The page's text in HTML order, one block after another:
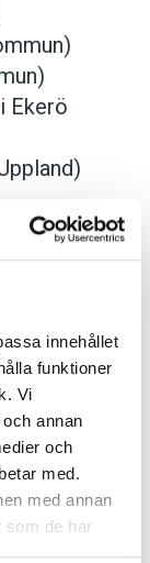
innehållet
funktioner
Vi
annan
och
med.
med annan
som de har
Ekerö
ortnamn: